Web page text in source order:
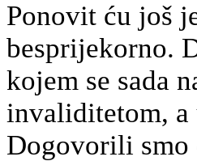
Ponovit ću još
besprijekorno.
kojem se sada
invaliditetom, a
Dogovorili smo